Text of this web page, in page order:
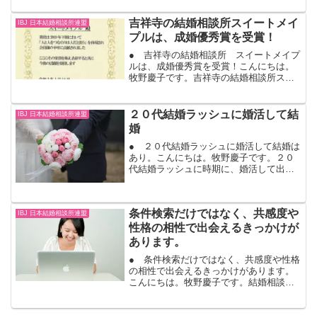
画像も美しいです。わかりやすいメニュ
ーです。LIN...
IBJ 日本結婚相談所連盟
吉祥寺の結婚相談所スイートメイ
プルは、成婚優秀賞を受賞！
● 吉祥寺の結婚相談所 スイートメイプ
ルは、成婚優秀賞を受賞！こんにちは。
牧野慶子です。吉祥寺の結婚相談所スイ
一部上場会社で婚活のリーディングカン
パニー、今年２...
IBJ 日本結婚相談所連盟
２０代結婚ラッシュに婚活して結
婚
● ２０代結婚ラッシュに婚活して結婚は
あり。こんにちは。牧野慶子です。２０
代結婚ラッシュに時期に、婚活して出会
結婚相談所での婚活は、安心安全の上に
アドバイスもサポートも...
IBJ 日本結婚相談所連盟
条件検索だけではなく、共感度や
性格の相性で出会えるきっかけが
あります。
● 条件検索だけではなく、共感度や性格
の相性で出会えるきっかけがあります。
こんにちは。牧野慶子です。結婚相談所